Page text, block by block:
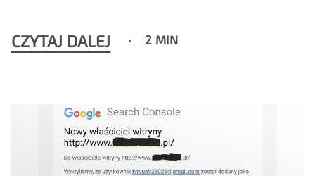
CZYTAJ DALEJ 2 MIN